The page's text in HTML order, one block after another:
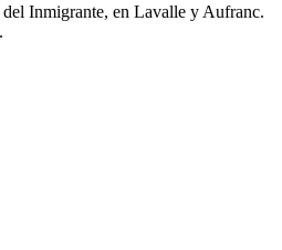
Inmigrante, en Lavalle y Aufranc.